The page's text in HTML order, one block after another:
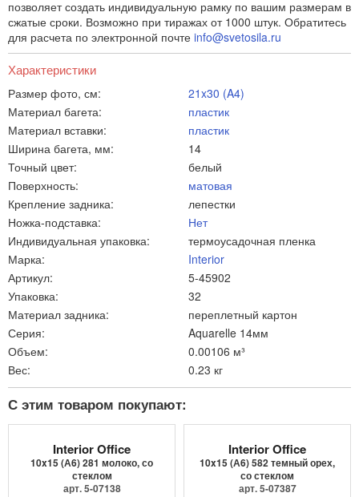
позволяет создать индивидуальную рамку по вашим размерам в
сжатые сроки. Возможно при тиражах от 1000 штук. Обратитесь
для расчета по электронной почте info@svetosila.ru
Характеристики
Размер фото, см:
21x30 (A4)
Материал багета:
пластик
Материал вставки:
пластик
Ширина багета, мм:
14
Точный цвет:
белый
Поверхность:
матовая
Крепление задника:
лепестки
Ножка-подставка:
Нет
Индивидуальная упаковка:
термоусадочная пленка
Марка:
Interior
Артикул:
5-45902
Упаковка:
32
Материал задника:
переплетный картон
Серия:
Aquarelle 14мм
Объем:
0.00106 м³
Вес:
0.23 кг
С этим товаром покупают:
Interior Office
10x15 (А6) 281 молоко, со
стеклом
арт. 5-07138
Interior Office
10x15 (А6) 582 темный орех,
со стеклом
арт. 5-07387